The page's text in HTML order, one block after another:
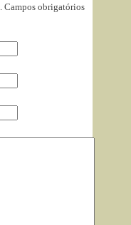
Campos obrigatórios